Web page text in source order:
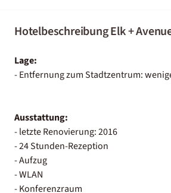
Hotelbeschreibung Elk +
Lage:
- Entfernung zum Stadtzentrum:
Ausstattung:
- letzte Renovierung: 2016
- 24 Stunden-Rezeption
- Aufzug
- WLAN
- Konferenzraum